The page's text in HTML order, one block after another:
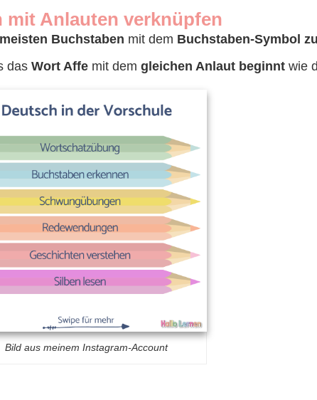
mit Anlauten verknüpfen
Buchstaben mit dem Buchstaben-Symbol
das Wort Affe mit dem gleichen Anlaut beginnt wie
Bild aus meinem Instagram-Account